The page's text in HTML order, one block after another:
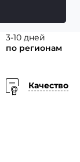
3-10 дней
по регионам
Качество